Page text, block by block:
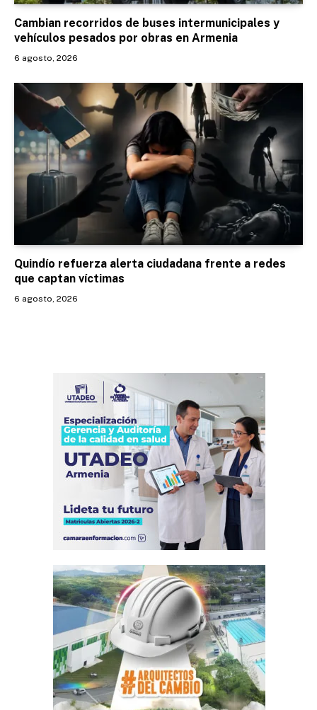
Cambian recorridos de buses intermunicipales y
vehículos pesados por obras en Armenia
6 agosto, 2026
Quindío refuerza alerta ciudadana frente a redes
que captan víctimas
6 agosto, 2026